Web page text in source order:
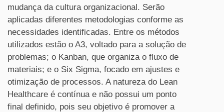
mudança da cultura organizacional. Serão
aplicadas diferentes metodologias conforme as
necessidades identificadas. Entre os métodos
utilizados estão o A3, voltado para a solução de
problemas; o Kanban, que organiza o fluxo de
materiais; e o Six Sigma, focado em ajustes e
otimização de processos. A natureza do Lean
Healthcare é contínua e não possui um ponto
final definido, pois seu objetivo é promover a